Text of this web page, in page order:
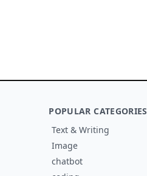
POPULAR CATEGORIES
Text & Writing
Image
chatbot